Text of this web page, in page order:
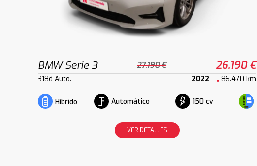
BMW Serie 3 27.190 € 26.190 €
318d Auto. 2022 86.470 km
Híbrido Automático 150 cv
VER DETALLES